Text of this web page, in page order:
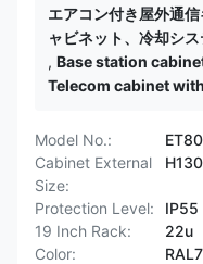
エアコン付き屋外通
ャビネット、冷却シ
, Base station
Telecom cabinet
Model No.:
Cabinet External
Size:
Protection Level:
IP55
19 Inch Rack:
22u
Color: